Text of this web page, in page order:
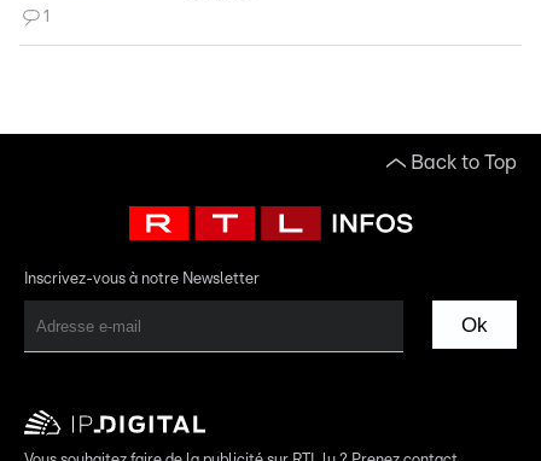
1
Back to Top
Inscrivez-vous à notre Newsletter
Ok